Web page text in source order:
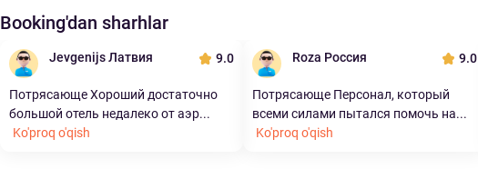
Booking'dan sharhlar
Jevgenijs Латвия 9.0
Потрясающе Хороший достаточно
большой отель недалеко от аэр...
Ko'proq o'qish
Roza Россия 9.0
Потрясающе Персонал, который
всеми силами пытался помочь на...
Ko'proq o'qish